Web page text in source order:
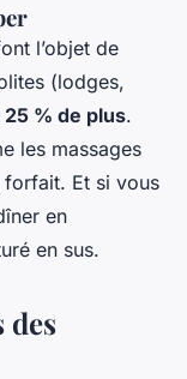
l’objet de
(lodges,
25 % de plus.
les massages
forfait. Et si vous
en
en sus.
des